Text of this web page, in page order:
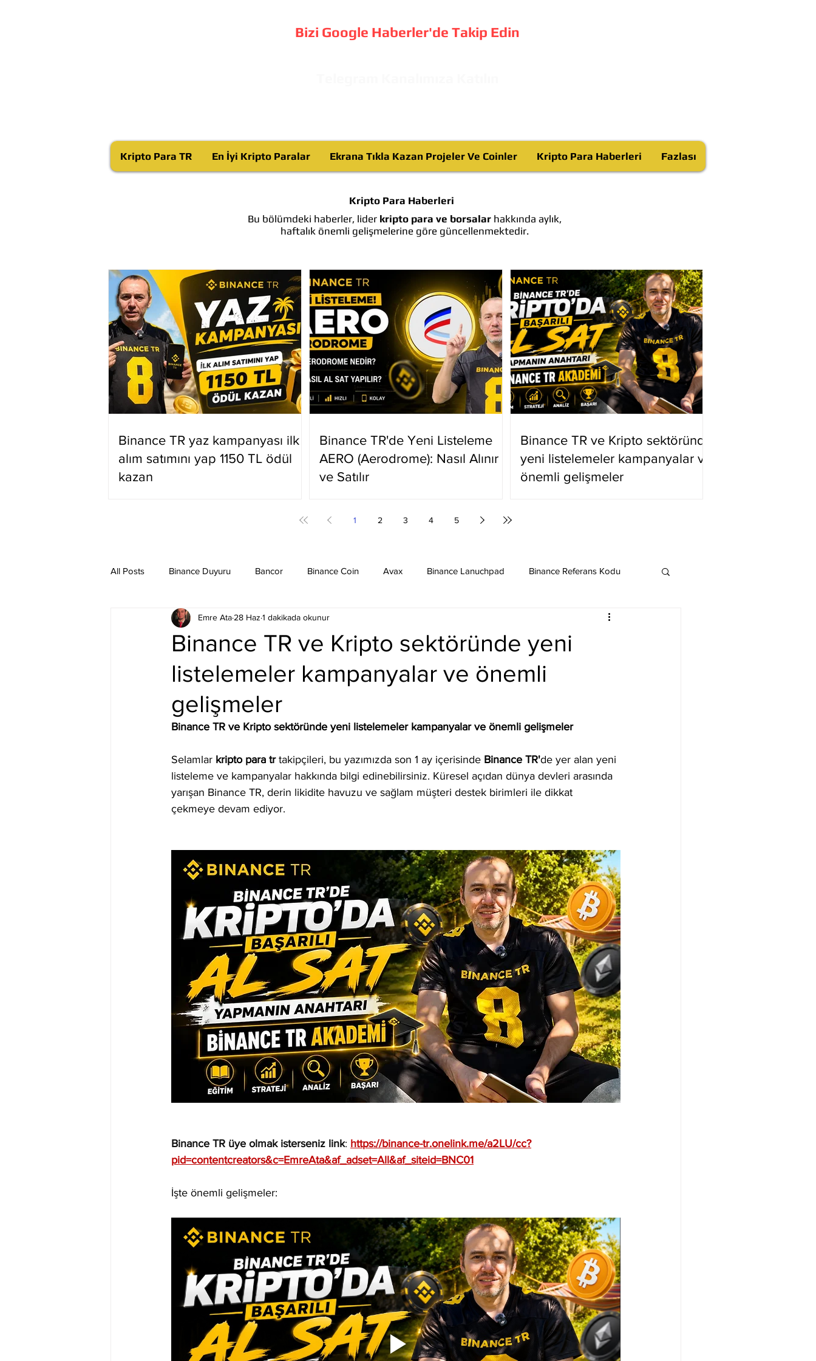
Bizi Google Haberler'de Takip Edin
Kripto Para TR En İyi Kripto Paralar Ekrana Tıkla Kazan Projeler Ve Coinler Kripto Para Haberleri Fazlası
Kripto Para Haberleri
Bu bölümdeki haberler, lider kripto para ve borsalarhakkında aylık,
haftalık önemli gelişmelerine göre güncellenmektedir.
Binance TR yaz kampanyası ilk
alım satımını yap 1150 TL ödül
kazan
Binance TR'de Yeni Listeleme
AERO (Aerodrome): Nasıl Alınır
ve Satılır
Binance TR ve Kripto sektöründe
yeni listelemeler kampanyalar ve
önemli gelişmeler
1 2 3 4 5
All Posts Binance Duyuru Bancor Binance Coin Avax Binance Lanuchpad Binance Referans Kodu
Binance Taraftar Token Bitcoin Bitcoin Sv
Bittorent Coin Chiliz Compound Dai Dash Cosmos Dogecoin Ethereum
Ethereum Classic
Binance TR ve Kripto sektöründe yeni
listelemeler kampanyalar ve önemli
gelişmeler
Emre Ata 28 Haz 1 dakikada okunur
Binance TR ve Kripto sektöründe yeni listelemeler kampanyalar ve önemli gelişmeler
Selamlar kripto para tr takipçileri, bu yazımızda son 1 ay içerisinde Binance TR'de yer alan yeni
listeleme ve kampanyalar hakkında bilgi edinebilirsiniz. Küresel açıdan dünya devleri arasında
yarışan Binance TR, derin likidite havuzu ve sağlam müşteri destek birimleri ile dikkat
çekmeye devam ediyor.
Binance TR üye olmak isterseniz link: https://binance-tr.onelink.me/a2LU/cc?
pid=contentcreators&c=EmreAta&af_adset=All&af_siteid=BNC01
İşte önemli gelişmeler: